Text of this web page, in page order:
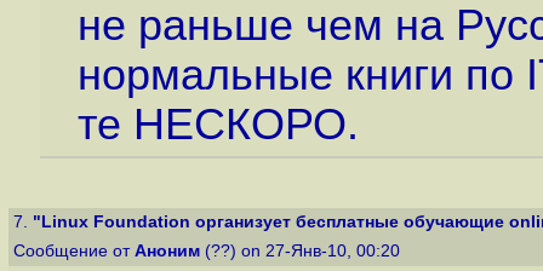
не раньше чем на
нормальные книги по
те НЕСКОРО.
7. "Linux Foundation организует бесплатные обучающие
Сообщение от Аноним (??) on 27-Янв-10, 00:20